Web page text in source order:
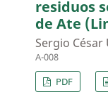
residuos
de Ate
Sergio César
A-008
PDF